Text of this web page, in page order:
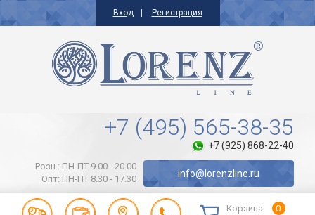
Вход Регистрация
+7 (495) 565-38-35
+7 (925) 868-22-40
Розн.: ПН-ПТ 9.00 - 20.00
Опт: ПН-ПТ 8.30 - 17.30
info@lorenzline.ru
Корзина
0